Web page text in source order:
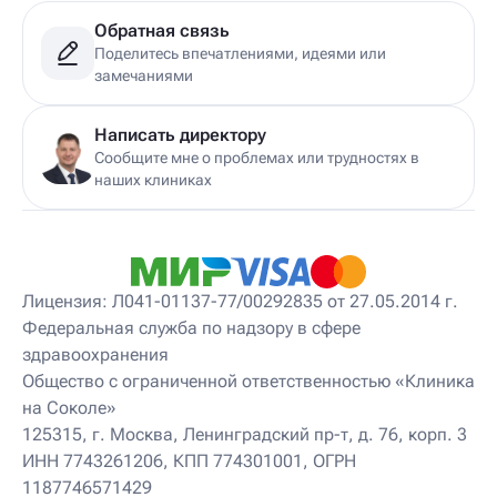
Детский гирудотерапевт
Детский дерматовенеролог
Детский дерматолог
Детский диетолог
Детский инструктор ЛФК
Детский кинезиолог
Детский консультирующий врач ЛФК
Детский мануальный терапевт
Детский массажист
Детский невропатолог
Детский нейропсихолог
Детский нутрициолог
Детский ортопед
Детский остеопат
Детский отоневролог
Детский подиатр
Детский психолог
Детский психотерапевт
Детский реабилитолог
Обратная связь
Поделитесь впечатлениями, идеями или
замечаниями
Написать директору
Сообщите мне о проблемах или трудностях в
наших клиниках
Лицензия: Л041-01137-77/00292835 от 27.05.2014 г.
Федеральная служба по надзору в сфере
здравоохранения
Общество с ограниченной ответственностью «Клиника
на Соколе»
125315, г. Москва, Ленинградский пр-т, д. 76, корп. 3
ИНН 7743261206, КПП 774301001, ОГРН
1187746571429